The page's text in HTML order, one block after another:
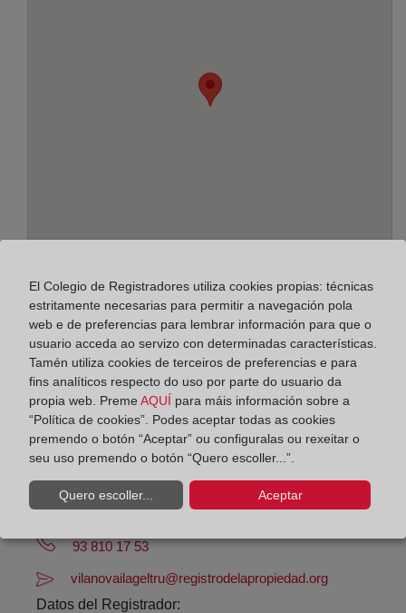
Enderezo:
Josep Llança, 1-7, 1º, 8800
Horario:
De lunes a viernes de 09:00 a 17:00 horas
Agosto: De lunes a viernes de 09:00 a 14:00 horas
Los días 24 y 31 de diciembre de 09:00 a 14:00
93 810 17 53
vilanovailageltru@registrodelapropiedad.org
Datos del Registrador:
El Colegio de Registradores utiliza cookies propias: técnicas
estritamente necesarias para permitir a navegación pola
web e de preferencias para lembrar información para que o
usuario acceda ao servizo con determinadas características.
Tamén utiliza cookies de terceiros de preferencias e para
fins analíticos respecto do uso por parte do usuario da
propia web. Preme AQUÍ para máis información sobre a
“Política de cookies”. Podes aceptar todas as cookies
premendo o botón “Aceptar” ou configuralas ou rexeitar o
seu uso premendo o botón “Quero escoller...”.
Quero escoller... Aceptar